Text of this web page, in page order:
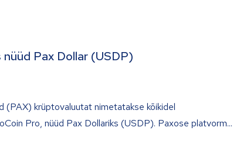
Pax Dollar (USDP)
(PAX) krüptovaluutat nimetatakse kõikidel
Pro, nüüd Pax Dollariks (USDP). Paxose platvorm